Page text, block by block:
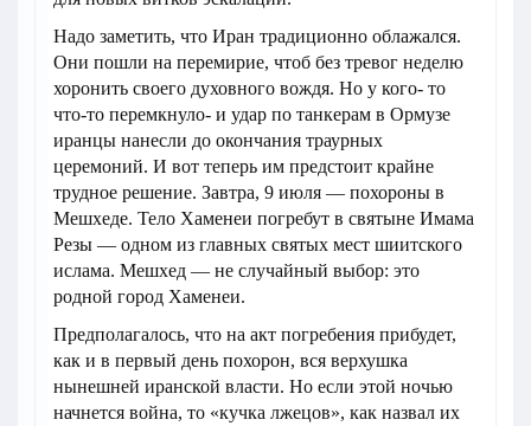
Надо заметить, что Иран традиционно облажался.
Они пошли на перемирие, чтоб без тревог неделю
хоронить своего духовного вождя. Но у кого- то
что-то перемкнуло- и удар по танкерам в Ормузе
иранцы нанесли до окончания траурных
церемоний. И вот теперь им предстоит крайне
трудное решение. Завтра, 9 июля — похороны в
Мешхеде. Тело Хаменеи погребут в святыне Имама
Резы — одном из главных святых мест шиитского
ислама. Мешхед — не случайный выбор: это
родной город Хаменеи.
Предполагалось, что на акт погребения прибудет,
как и в первый день похорон, вся верхушка
нынешней иранской власти. Но если этой ночью
начнется война, то «кучка лжецов», как назвал их